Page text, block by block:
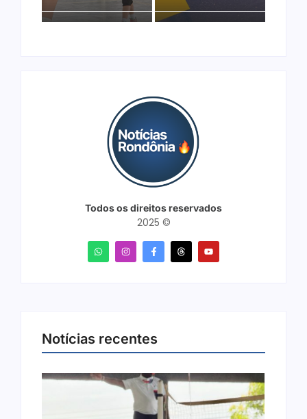
Todos os direitos reservados
2025 ©
Notícias recentes